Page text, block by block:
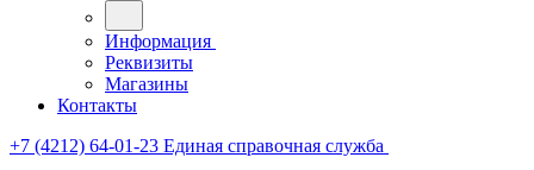
Информация
Реквизиты
Магазины
Контакты
+7 (4212) 64-01-23 Единая справочная служба